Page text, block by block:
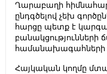
Ղարաբաղի
ընդգծելով չեխ
հարցը պետք է
համանախագահների
Հայկական կողմը